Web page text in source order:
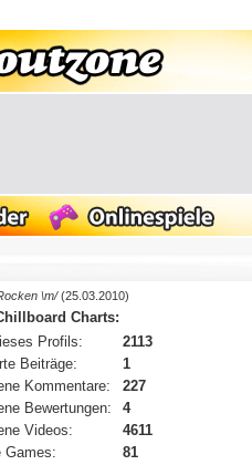
\m/(25.03.2010)
Charts:
Profils:
2113
Beiträge:
1
Kommentare:
227
Bewertungen:
4
Videos:
4611
Games:
81